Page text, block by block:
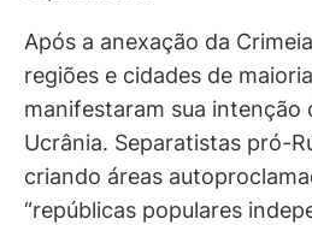
Após a anexação da
regiões e cidades de
manifestaram sua intenção
Ucrânia. Separatistas pró-
criando áreas
“repúblicas populares